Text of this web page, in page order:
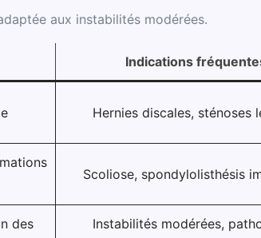
aux instabilités modérées.
Indications
Hernies discales, sténoses
Scoliose, spondylolisthésis
des
Instabilités modérées,